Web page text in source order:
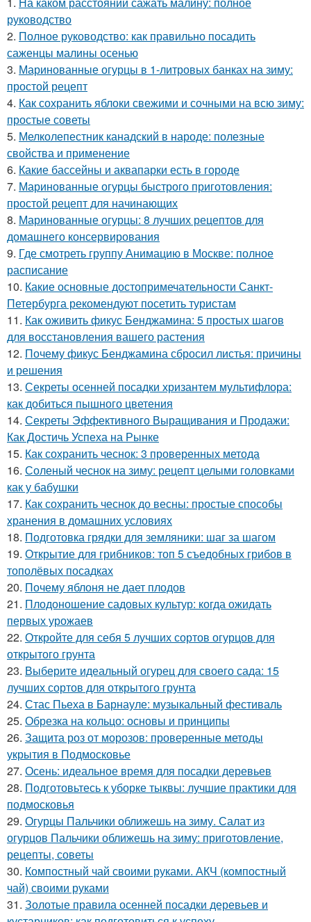
руководство
2. Полное руководство: как правильно посадить
саженцы малины осенью
3. Маринованные огурцы в 1-литровых банках на зиму:
простой рецепт
4. Как сохранить яблоки свежими и сочными на всю зиму:
простые советы
5. Мелколепестник канадский в народе: полезные
свойства и применение
6. Какие бассейны и аквапарки есть в городе
7. Маринованные огурцы быстрого приготовления:
простой рецепт для начинающих
8. Маринованные огурцы: 8 лучших рецептов для
домашнего консервирования
9. Где смотреть группу Анимацию в Москве: полное
расписание
10. Какие основные достопримечательности Санкт-
Петербурга рекомендуют посетить туристам
11. Как оживить фикус Бенджамина: 5 простых шагов
для восстановления вашего растения
12. Почему фикус Бенджамина сбросил листья: причины
и решения
13. Секреты осенней посадки хризантем мультифлора:
как добиться пышного цветения
14. Секреты Эффективного Выращивания и Продажи:
Как Достичь Успеха на Рынке
15. Как сохранить чеснок: 3 проверенных метода
16. Соленый чеснок на зиму: рецепт целыми головками
как у бабушки
17. Как сохранить чеснок до весны: простые способы
хранения в домашних условиях
18. Подготовка грядки для земляники: шаг за шагом
19. Открытие для грибников: топ 5 съедобных грибов в
тополёвых посадках
20. Почему яблоня не дает плодов
21. Плодоношение садовых культур: когда ожидать
первых урожаев
22. Откройте для себя 5 лучших сортов огурцов для
открытого грунта
23. Выберите идеальный огурец для своего сада: 15
лучших сортов для открытого грунта
24. Стас Пьеха в Барнауле: музыкальный фестиваль
25. Обрезка на кольцо: основы и принципы
26. Защита роз от морозов: проверенные методы
укрытия в Подмосковье
27. Осень: идеальное время для посадки деревьев
28. Подготовьтесь к уборке тыквы: лучшие практики для
подмосковья
29. Огурцы Пальчики оближешь на зиму. Салат из
огурцов Пальчики оближешь на зиму: приготовление,
рецепты, советы
30. Компостный чай своими руками. АКЧ (компостный
чай) своими руками
31. Золотые правила осенней посадки деревьев и